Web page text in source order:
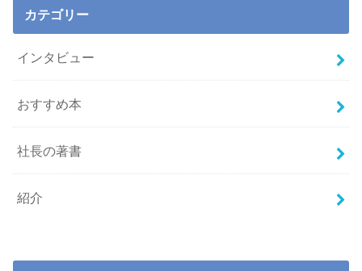
カテゴリー
インタビュー
おすすめ本
社長の著書
紹介